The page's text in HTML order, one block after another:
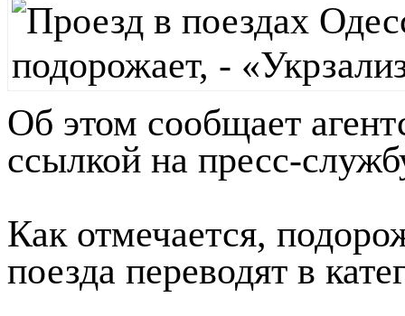
Об этом сообщает
ссылкой на пресс-
Как отмечается,
поезда переводят в